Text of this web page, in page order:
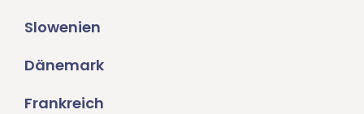
Slowenien
Dänemark
Frankreich